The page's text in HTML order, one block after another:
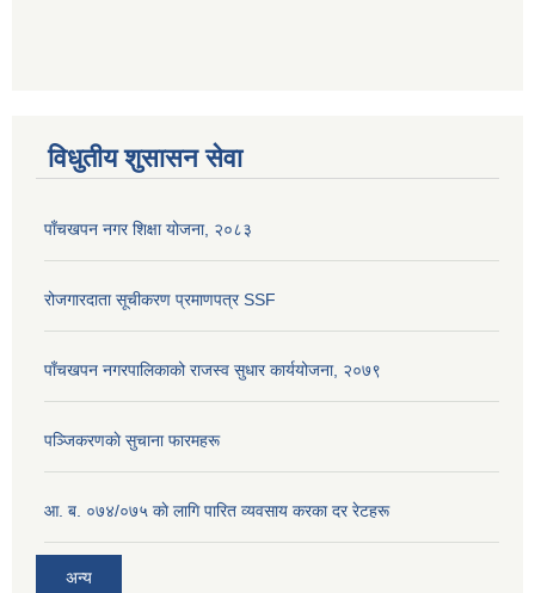
विधुतीय शुसासन सेवा
पाँचखपन नगर शिक्षा योजना, २०८३
रोजगारदाता सूचीकरण प्रमाणपत्र SSF
पाँचखपन नगरपालिकाको राजस्व सुधार कार्ययोजना, २०७९
पञ्जिकरणकाे सुचाना फारमहरू
आ. ब. ०७४/०७५ काे लागि पारित व्यवसाय करका दर रेटहरू
अन्य